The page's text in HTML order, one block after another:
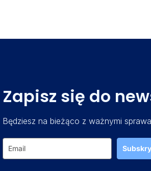
Zapisz się do
Będziesz na bieżąco z ważnymi